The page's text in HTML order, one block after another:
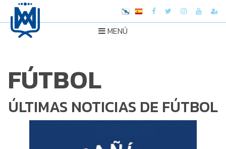
MENÚ
FÚTBOL
ÚLTIMAS NOTICIAS DE FÚTBOL